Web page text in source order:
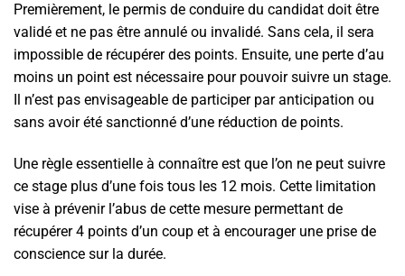
Premièrement, le permis de conduire du candidat doit être
validé et ne pas être annulé ou invalidé. Sans cela, il sera
impossible de récupérer des points. Ensuite, une perte d’au
moins un point est nécessaire pour pouvoir suivre un stage.
Il n’est pas envisageable de participer par anticipation ou
sans avoir été sanctionné d’une réduction de points.
Une règle essentielle à connaître est que l’on ne peut suivre
ce stage plus d’une fois tous les 12 mois. Cette limitation
vise à prévenir l’abus de cette mesure permettant de
récupérer 4 points d’un coup et à encourager une prise de
conscience sur la durée.